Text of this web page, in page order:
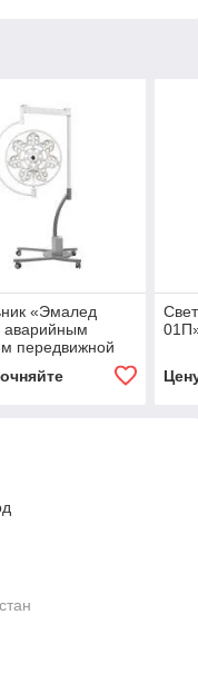
«Эмалед
аварийным
передвижной